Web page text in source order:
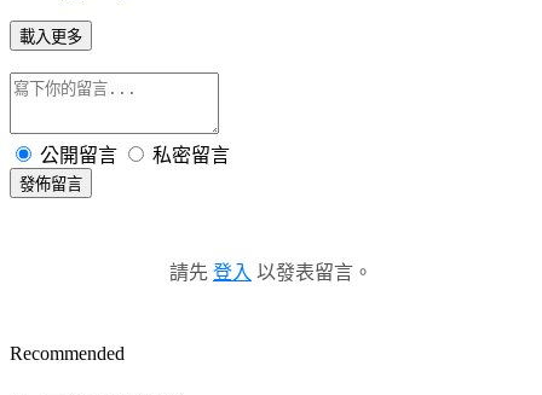
載入更多
公開留言 私密留言
發佈留言
請先 登入 以發表留言。
Recommended